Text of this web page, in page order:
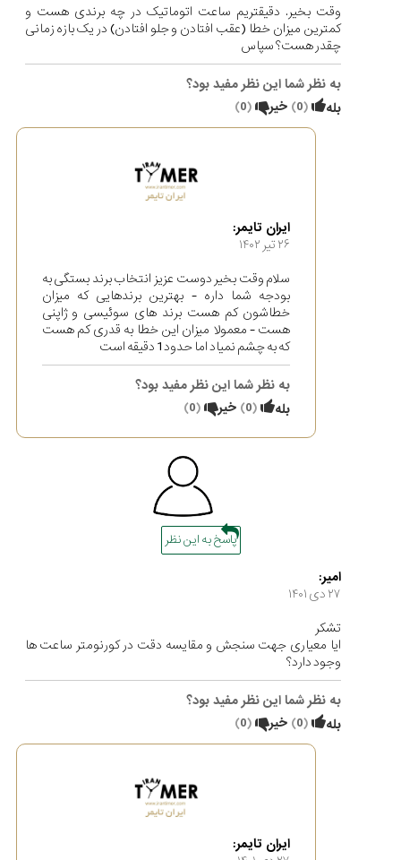
وقت بخیر. دقیقتریم ساعت اتوماتیک در چه برندی هست و
کمترین میزان خطا (عقب افتادن و جلو افتادن) در یک بازه زمانی
چقدر هست؟ سپاس
به نظر شما این نظر مفید بود؟
بله
(
0
) خیر (
0
)
ایران تایمر:
۲۶ تير ۱۴۰۲
سلام وقت بخیر دوست عزیز انتخاب برند بستگی به
بودجه شما داره - بهترین برندهایی که میزان
خطاشون کم هست برند های سوئیسی و ژاپنی
هست - معمولا میزان این خطا به قدری کم هست
که به چشم نمیاد اما حدود 1 دقیقه است
به نظر شما این نظر مفید بود؟
بله
(
0
) خیر (
0
)
پاسخ به این نظر
امیر:
۲۷ دی ۱۴۰۱
تشکر
ایا معیاری جهت سنجش و مقایسه دقت در کورنومتر ساعت ها
وجود دارد؟
به نظر شما این نظر مفید بود؟
بله
(
0
) خیر (
0
)
ایران تایمر: